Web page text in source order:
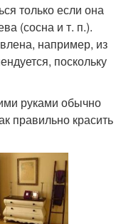
только если она
(сосна и т. п.).
например, из
поскольку
руками обычно
правильно красить